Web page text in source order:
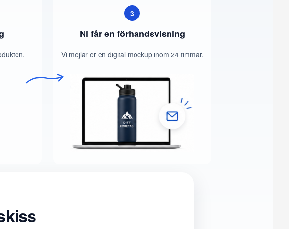
3
Ni får en förhandsvisning
Vi mejlar er en digital mockup inom 24 timmar.